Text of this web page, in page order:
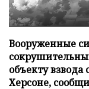
Вооруженные
объекту
Херсоне,